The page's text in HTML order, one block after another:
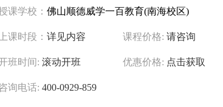
课学校： 佛山顺德威学一百教育(南海校区)
上课时段： 详见内容 课程价格: 请咨询
班时间: 滚动开班 优惠价格: 点击获取
询电话: 400-0929-859